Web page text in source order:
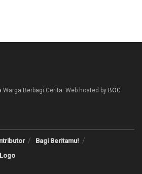
Berbagi Cerita. Web hosted by BOC
Bagi Beritamu!